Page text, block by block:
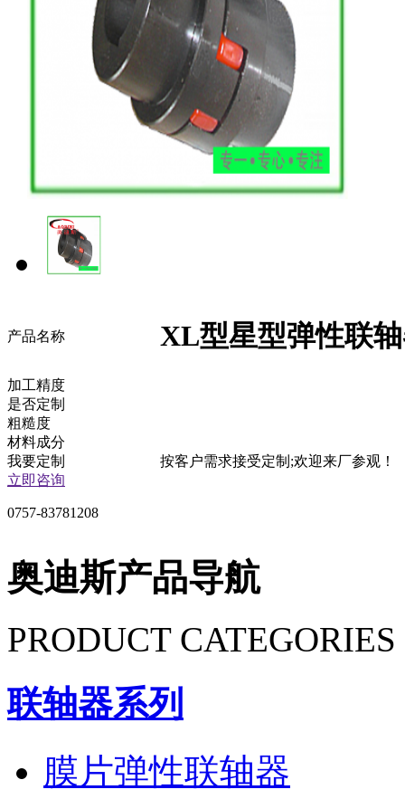
产品名称 XL型星型弹性联
加工精度
是否定制
粗糙度
材料成分
我要定制
按客户需求接受定制;欢迎来厂参观！
立即咨询
0757-83781208
奥迪斯产品导航
PRODUCT CATEGORIES
联轴器系列
膜片弹性联轴器